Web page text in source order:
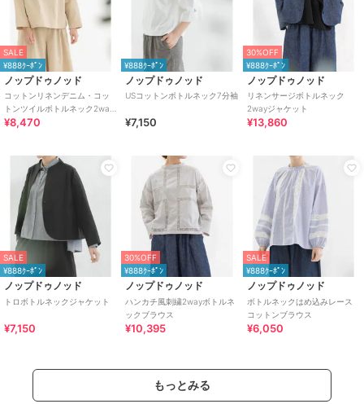
SALE
¥888ｸｰﾎﾟﾝ
ノップドゥノッド
コットンリネンデニム・コッ
トンツイルボトルネック2way
トップス
¥8,470
¥888ｸｰﾎﾟﾝ
ノップドゥノッド
USコットンボトルネック7分袖
¥7,150
30%OFF
¥888ｸｰﾎﾟﾝ
ノップドゥノッド
リネンサージボトルネック
2wayジャケット
¥13,860
SALE
¥888ｸｰﾎﾟﾝ
ノップドゥノッド
トロボトルネックジャケット
¥7,150
30%OFF
¥888ｸｰﾎﾟﾝ
ノップドゥノッド
ハンカチ風刺繍2wayボトルネ
ックブラウス
¥10,395
SALE
¥888ｸｰﾎﾟﾝ
ノップドゥノッド
ボトルネックはめ込みレース
コットンブラウス
¥6,050
もっとみる